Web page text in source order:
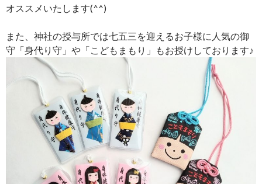
オススメいたします(^^)
また、神社の授与所では七五三を迎えるお子様に人気の御
守「身代り守」や「こどもまもり」もお授けしております♪